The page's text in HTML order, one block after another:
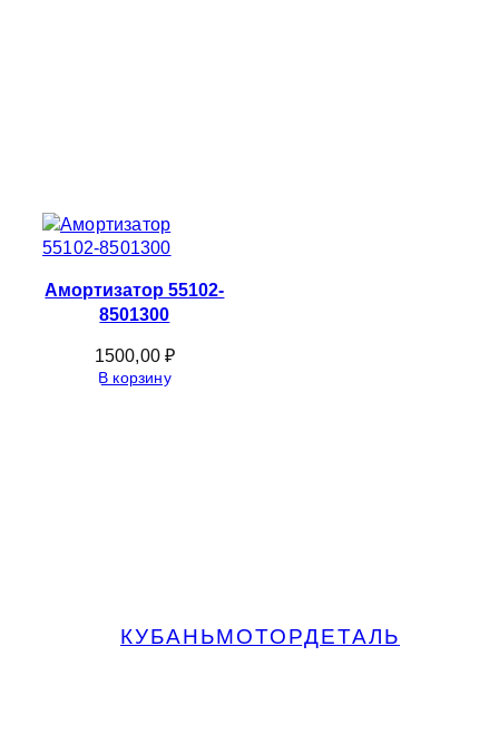
Амортизатор 55102-
8501300
1500,00₽
В корзину
КУБАНЬМОТОРДЕТАЛЬ